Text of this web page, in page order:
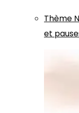
Thème
et